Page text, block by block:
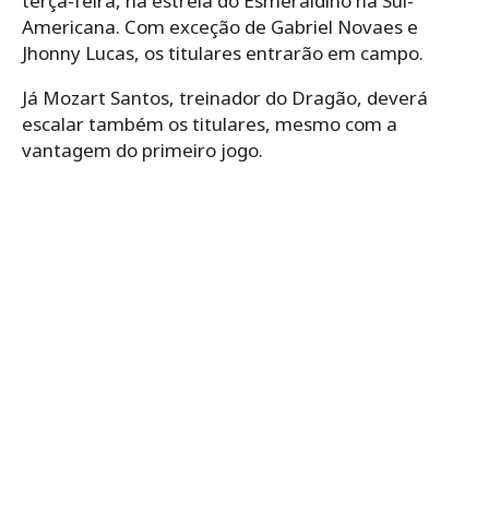
Americana. Com exceção de Gabriel Novaes e
Jhonny Lucas, os titulares entrarão em campo.
Já Mozart Santos, treinador do Dragão, deverá
escalar também os titulares, mesmo com a
vantagem do primeiro jogo.